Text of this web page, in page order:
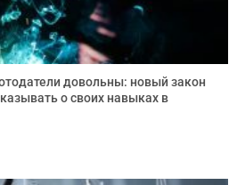
довольны: новый закон
о своих навыках в